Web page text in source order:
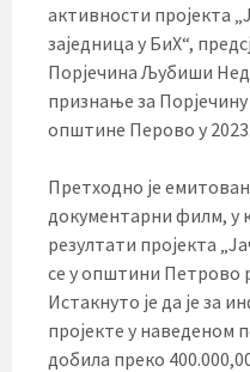
активности пројекта
заједница у БиХ“,
Порјечина Љубиши
признање за Порјечину
општине Перово у
Претходно је
документарни филм, у
резултати пројекта
се у општини Петрово
Истакнуто је да је за
пројекте у
добила преко